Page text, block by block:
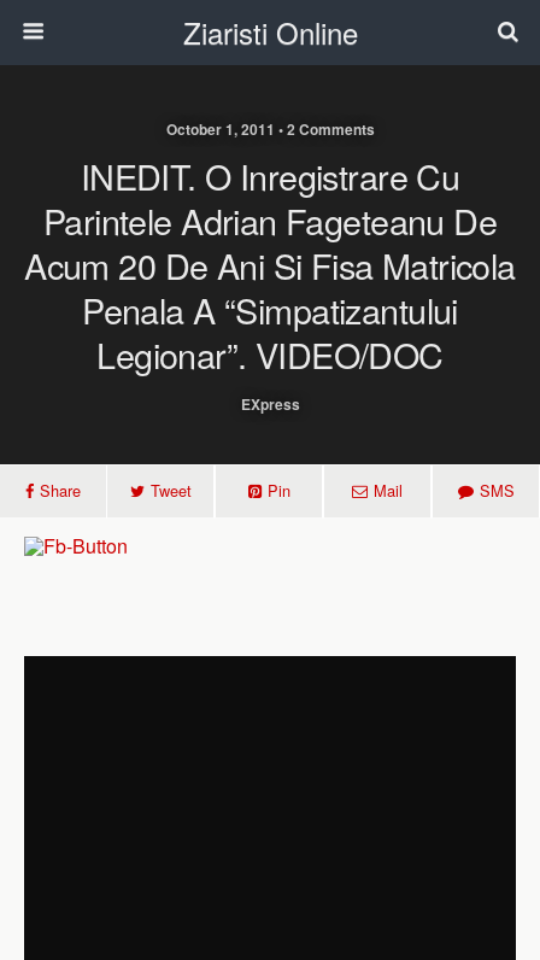
Ziaristi Online
October 1, 2011 • 2 Comments
INEDIT. O Inregistrare Cu
Parintele Adrian Fageteanu De
Acum 20 De Ani Si Fisa Matricola
Penala A “simpatizantului
Legionar”. VIDEO/DOC
EXpress
Share Tweet Pin Mail SMS